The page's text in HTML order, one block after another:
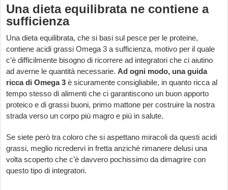
Una dieta equilibrata ne contiene a
sufficienza
Una dieta equilibrata, che si basi sul pesce per le proteine,
contiene acidi grassi Omega 3 a sufficienza, motivo per il quale
c’è difficilmente bisogno di ricorrere ad integratori che ci aiutino
ad averne le quantità necessarie.Ad ogni modo, una guida
ricca di Omega 3è sicuramente consigliabile, in quanto ricca al
tempo stesso di alimenti che ci garantiscono un buon apporto
proteico e di grassi buoni, primo mattone per costruire la nostra
strada verso un corpo più magro e più in salute.
Se siete però tra coloro che si aspettano miracoli da questi acidi
grassi, meglio ricredervi in fretta anziché rimanere delusi una
volta scoperto che c’è davvero pochissimo da dimagrire con
questo tipo di integratori.